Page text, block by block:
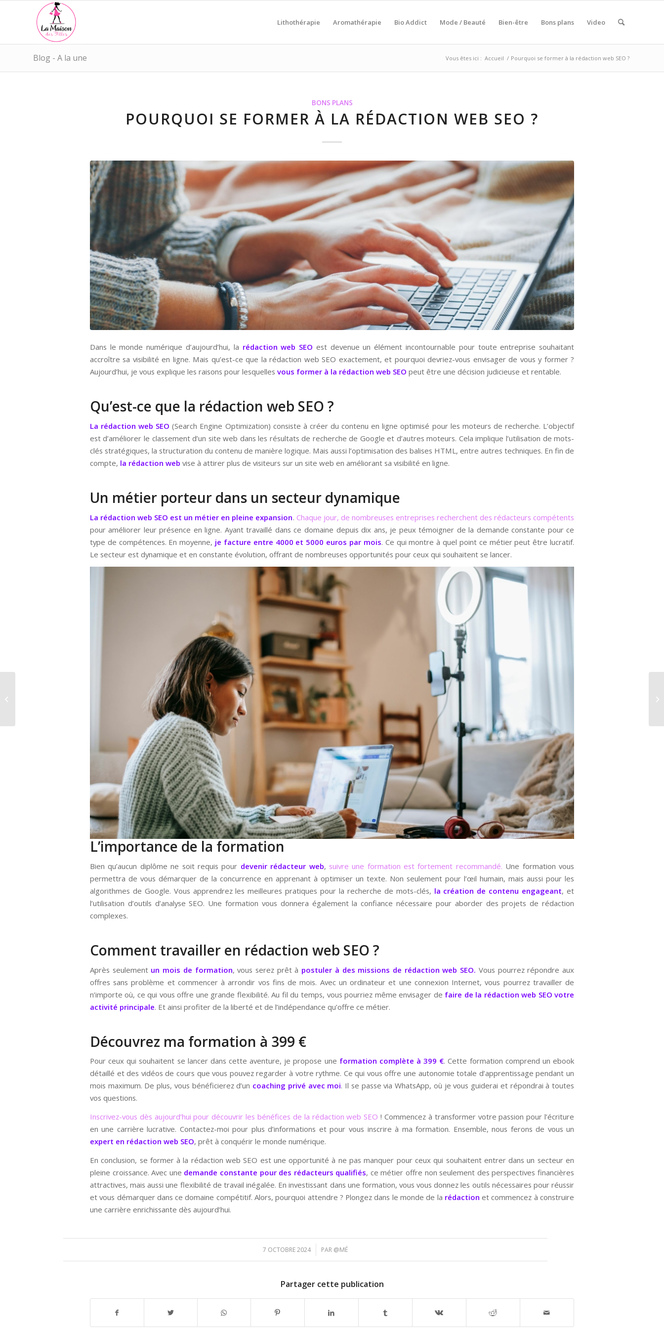
Lithothérapie Aromathérapie Bio Addict Mode / Beauté Bien-être Bons plans Video
Blog - A la une Vous êtes ici : Accueil / Pourquoi se former à la rédaction web SEO ?
BONS PLANS
POURQUOI SE FORMER À LA RÉDACTION WEB SEO ?
Dans le monde numérique d’aujourd’hui, la rédaction web SEO est devenue un élément incontournable pour toute entreprise souhaitant
accroître sa visibilité en ligne. Mais qu’est-ce que la rédaction web SEO exactement, et pourquoi devriez-vous envisager de vous y former ?
Aujourd’hui, je vous explique les raisons pour lesquelles vous former à la rédaction web SEO peut être une décision judicieuse et rentable.
Qu’est-ce que la rédaction web SEO ?
La rédaction web SEO (Search Engine Optimization) consiste à créer du contenu en ligne optimisé pour les moteurs de recherche. L’objectif
est d’améliorer le classement d’un site web dans les résultats de recherche de Google et d’autres moteurs. Cela implique l’utilisation de mots-
clés stratégiques, la structuration du contenu de manière logique. Mais aussi l’optimisation des balises HTML, entre autres techniques. En fin de
compte, la rédaction web vise à attirer plus de visiteurs sur un site web en améliorant sa visibilité en ligne.
Un métier porteur dans un secteur dynamique
La rédaction web SEO est un métier en pleine expansion. Chaque jour, de nombreuses entreprises recherchent des rédacteurs compétents
pour améliorer leur présence en ligne. Ayant travaillé dans ce domaine depuis dix ans, je peux témoigner de la demande constante pour ce
type de compétences. En moyenne, je facture entre 4000 et 5000 euros par mois. Ce qui montre à quel point ce métier peut être lucratif.
Le secteur est dynamique et en constante évolution, offrant de nombreuses opportunités pour ceux qui souhaitent se lancer.
L’importance de la formation
Bien qu’aucun diplôme ne soit requis pour devenir rédacteur web, suivre une formation est fortement recommandé. Une formation vous
permettra de vous démarquer de la concurrence en apprenant à optimiser un texte. Non seulement pour l’œil humain, mais aussi pour les
algorithmes de Google. Vous apprendrez les meilleures pratiques pour la recherche de mots-clés, la création de contenu engageant, et
l’utilisation d’outils d’analyse SEO. Une formation vous donnera également la confiance nécessaire pour aborder des projets de rédaction
complexes.
Comment travailler en rédaction web SEO ?
Après seulementun mois de formation, vous serez prêt à postuler à des missions de rédaction web SEO. Vous pourrez répondre aux
offres sans problème et commencer à arrondir vos fins de mois. Avec un ordinateur et une connexion Internet, vous pourrez travailler de
n’importe où, ce qui vous offre une grande flexibilité. Au fil du temps, vous pourriez même envisager de faire de la rédaction web SEO votre
activité principale. Et ainsi profiter de la liberté et de l’indépendance qu’offre ce métier.
Découvrez ma formation à 399 €
Pour ceux qui souhaitent se lancer dans cette aventure, je propose une formation complète à 399 €. Cette formation comprend un ebook
détaillé et des vidéos de cours que vous pouvez regarder à votre rythme. Ce qui vous offre une autonomie totale d’apprentissage pendant un
mois maximum. De plus, vous bénéficierez d’un coaching privé avec moi. Il se passe via WhatsApp, où je vous guiderai et répondrai à toutes
vos questions.
Inscrivez-vous dès aujourd’hui pour découvrir les bénéfices de la rédaction web SEO ! Commencez à transformer votre passion pour l’écriture
en une carrière lucrative. Contactez-moi pour plus d’informations et pour vous inscrire à ma formation. Ensemble, nous ferons de vous un
expert en rédaction web SEO, prêt à conquérir le monde numérique.
En conclusion, se former à la rédaction web SEO est une opportunité à ne pas manquer pour ceux qui souhaitent entrer dans un secteur en
pleine croissance. Avec une demande constante pour des rédacteurs qualifiés, ce métier offre non seulement des perspectives financières
attractives, mais aussi une flexibilité de travail inégalée. En investissant dans une formation, vous vous donnez les outils nécessaires pour réussir
et vous démarquer dans ce domaine compétitif. Alors, pourquoi attendre ? Plongez dans le monde de la rédactionet commencez à construire
une carrière enrichissante dès aujourd’hui.
7 OCTOBRE 2024
/ PAR @MÉ
Partager cette publication